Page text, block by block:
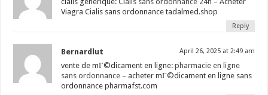
Viagra Cialis sans ordonnance tadalmed.shop
Reply
Bernardlut April 26, 2025 at 2:49 am
vente de mГ©dicament en ligne:pharmacie en ligne
sans ordonnance – acheter mГ©dicament en ligne sans
ordonnance pharmafst.com